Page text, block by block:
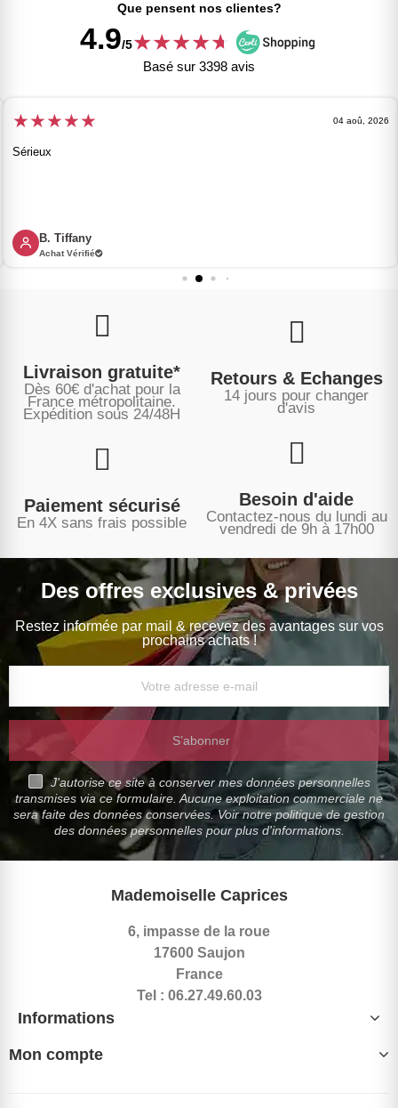
Que pensent nos clientes?
4.9/5★★★★★
★
Basé sur 3398 avis
★★★★★ 04 aoû, 2026
Sérieux
B. Tiffany
Achat Vérifié
Livraison gratuite*
Dès 60€ d'achat pour la
France métropolitaine.
Expédition sous 24/48H
Retours & Echanges
14 jours pour changer
d'avis
Paiement sécurisé
En 4X sans frais possible
Besoin d'aide
Contactez-nous du lundi au
vendredi de 9h à 17h00
Des offres exclusives & privées
Restez informée par mail & recevez des avantages sur vos
prochains achats !
S’abonner
J'autorise ce site à conserver mes données personnelles
transmises via ce formulaire. Aucune exploitation commerciale ne
sera faite des données conservées. Voir notre politique de gestion
des données personnelles pour plus d'informations.
Mademoiselle Caprices
6, impasse de la roue
17600 Saujon
France
Tel : 06.27.49.60.03
Informations
Mon compte